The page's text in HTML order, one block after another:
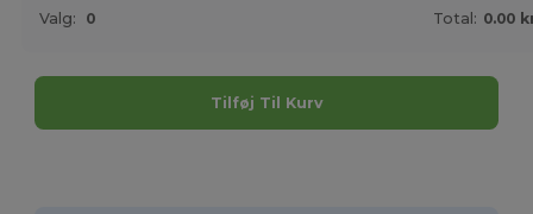
Valg: 0 Total: 0.00
Tilføj Til Kurv